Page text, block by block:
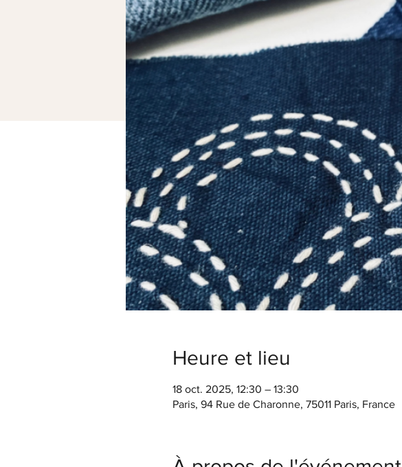
Heure et lieu
18 oct. 2025, 12:30 – 13:30
Paris, 94 Rue de Charonne, 75011 Paris, France